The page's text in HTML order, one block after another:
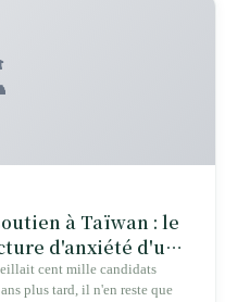
à Taïwan : le
d'anxiété d'une
cent mille candidats
plus tard, il n'en reste que